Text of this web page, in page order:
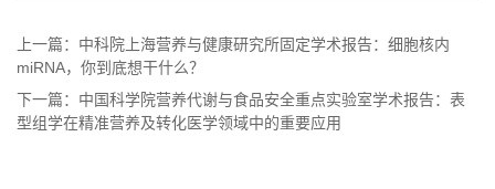
上一篇：中科院上海营养与健康研究所固定学术报告：细胞核内
miRNA，你到底想干什么？
下一篇：中国科学院营养代谢与食品安全重点实验室学术报告：表
型组学在精准营养及转化医学领域中的重要应用